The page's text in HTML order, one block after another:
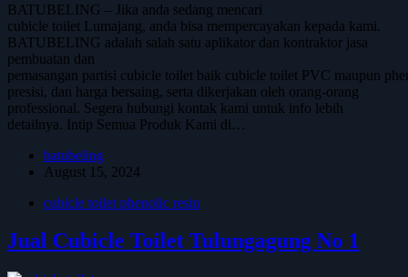
BATUBELING – Jika anda sedang mencari
cubicle toilet Lumajang, anda bisa mempercayakan kepada kami.
BATUBELING adalah salah satu aplikator dan kontraktor jasa
pembuatan dan
pemasangan partisi cubicle toilet baik cubicle toilet PVC maupun
presisi, dan harga bersaing, serta dikerjakan oleh orang-orang
professional. Segera hubungi kontak kami untuk info lebih
detailnya. Intip Semua Produk Kami di…
batubeling
August 15, 2024
cubicle toilet phenolic resin
Jual Cubicle Toilet Tulungagung No 1